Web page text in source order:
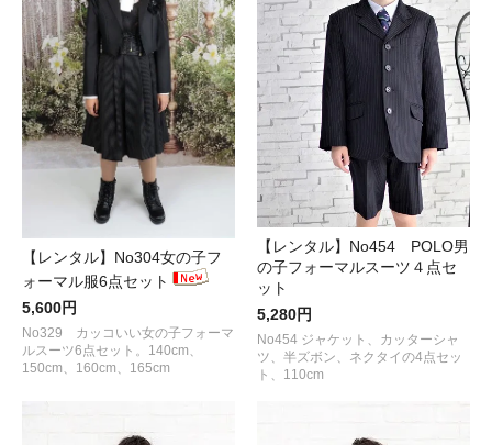
【レンタル】No304女の子フ
ォーマル服6点セット
5,600円
No329 カッコいい女の子フォーマ
ルスーツ6点セット。140cm、
150cm、160cm、165cm
【レンタル】No454 POLO男
の子フォーマルスーツ４点セ
ット
5,280円
No454 ジャケット、カッターシャ
ツ、半ズボン、ネクタイの4点セッ
ト、110cm